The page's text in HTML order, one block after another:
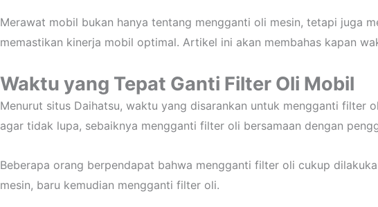
Merawat mobil bukan hanya tentang mengganti oli mesin, tetapi juga
memastikan kinerja mobil optimal. Artikel ini akan membahas kapan
Waktu yang Tepat Ganti Filter Oli Mobil
Menurut situs Daihatsu, waktu yang disarankan untuk mengganti filter
agar tidak lupa, sebaiknya mengganti filter oli bersamaan dengan
Beberapa orang berpendapat bahwa mengganti filter oli cukup
mesin, baru kemudian mengganti filter oli.